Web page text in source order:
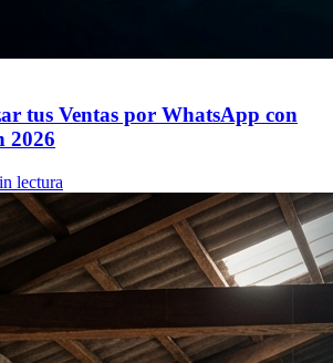
tus Ventas por WhatsApp con
2026
lectura